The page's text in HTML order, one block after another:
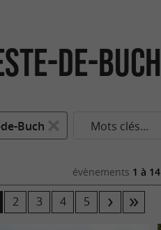
de-Buch
Buch Mots clés...
évènements 1 à 14
2 3 4 5